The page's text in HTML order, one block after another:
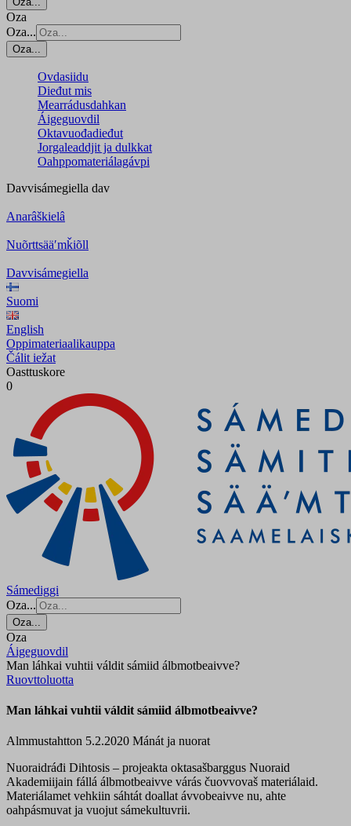
Oza
Oza...
Oza...
Ovdasiidu
Dieđut mis
Mearrádusdahkan
Áigeguovdil
Oktavuođadieđut
Jorgaleaddjit ja dulkkat
Oahppomateriálagávpi
Davvisámegiella dav
Anarâškielâ
Nuõrttsääʹmǩiõll
Davvisámegiella
Suomi
English
Oppimateriaalikauppa
Čálit iežat
Oasttuskore
0
Sámediggi
Oza...
Oza...
Oza
Áigeguovdil
Man láhkai vuhtii váldit sámiid álbmotbeaivve?
Ruovttoluotta
Man láhkai vuhtii váldit sámiid álbmotbeaivve?
Almmustahtton 5.2.2020 Mánát ja nuorat
Nuoraidráđi Dihtosis – projeakta oktasašbarggus Nuoraid
Akademiijain fállá álbmotbeaivve várás čuovvovaš materiálaid.
Materiálamet vehkiin sáhtát doallat ávvobeaivve nu, ahte
oahpásmuvat ja vuojut sámekultuvrii.